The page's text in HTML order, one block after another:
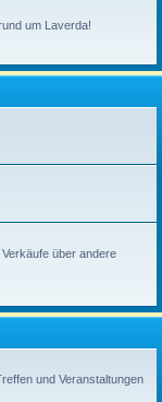
um Laverda!
über andere
und Veranstaltungen